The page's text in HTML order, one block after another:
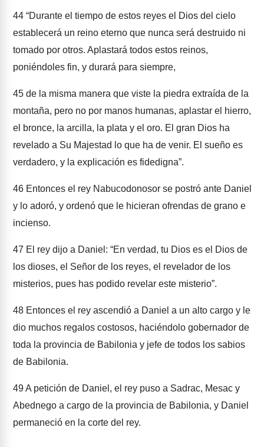
44 “Durante el tiempo de estos reyes el Dios del cielo
establecerá un reino eterno que nunca será destruido ni
tomado por otros. Aplastará todos estos reinos,
poniéndoles fin, y durará para siempre,
45 de la misma manera que viste la piedra extraída de la
montaña, pero no por manos humanas, aplastar el hierro,
el bronce, la arcilla, la plata y el oro. El gran Dios ha
revelado a Su Majestad lo que ha de venir. El sueño es
verdadero, y la explicación es fidedigna”.
46 Entonces el rey Nabucodonosor se postró ante Daniel
y lo adoró, y ordenó que le hicieran ofrendas de grano e
incienso.
47 El rey dijo a Daniel: “En verdad, tu Dios es el Dios de
los dioses, el Señor de los reyes, el revelador de los
misterios, pues has podido revelar este misterio”.
48 Entonces el rey ascendió a Daniel a un alto cargo y le
dio muchos regalos costosos, haciéndolo gobernador de
toda la provincia de Babilonia y jefe de todos los sabios
de Babilonia.
49A petición de Daniel, el rey puso a Sadrac, Mesac y
Abednego a cargo de la provincia de Babilonia, y Daniel
permaneció en la corte del rey.